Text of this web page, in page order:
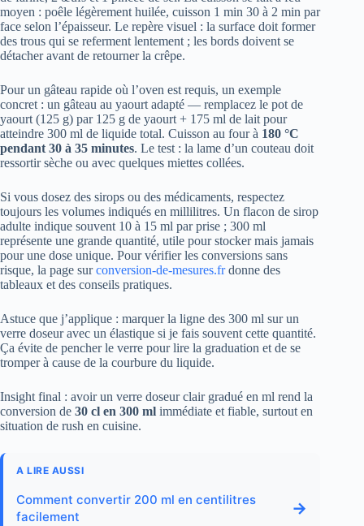
moyen : poêle légèrement huilée, cuisson 1 min 30 à 2 min par
face selon l’épaisseur. Le repère visuel : la surface doit former
des trous qui se referment lentement ; les bords doivent se
détacher avant de retourner la crêpe.
Pour un gâteau rapide où l’oven est requis, un exemple
concret : un gâteau au yaourt adapté — remplacez le pot de
yaourt (125 g) par 125 g de yaourt + 175 ml de lait pour
atteindre 300 ml de liquide total. Cuisson au four à 180 °C
pendant 30 à 35 minutes. Le test : la lame d’un couteau doit
ressortir sèche ou avec quelques miettes collées.
Si vous dosez des sirops ou des médicaments, respectez
toujours les volumes indiqués en millilitres. Un flacon de sirop
adulte indique souvent 10 à 15 ml par prise ; 300 ml
représente une grande quantité, utile pour stocker mais jamais
pour une dose unique. Pour vérifier les conversions sans
risque, la page surconversion-de-mesures.frdonne des
tableaux et des conseils pratiques.
Astuce que j’applique : marquer la ligne des 300 ml sur un
verre doseur avec un élastique si je fais souvent cette quantité.
Ça évite de pencher le verre pour lire la graduation et de se
tromper à cause de la courbure du liquide.
Insight final : avoir un verre doseur clair gradué en ml rend la
conversion de 30 cl en 300 ml immédiate et fiable, surtout en
situation de rush en cuisine.
A LIRE AUSSI
Comment convertir 200 ml en centilitres
facilement
→